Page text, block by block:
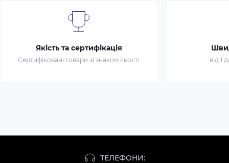
Якість та сертифікація
Сертифіковані товари зі знаком якості від 1
ТЕЛЕФОНИ: